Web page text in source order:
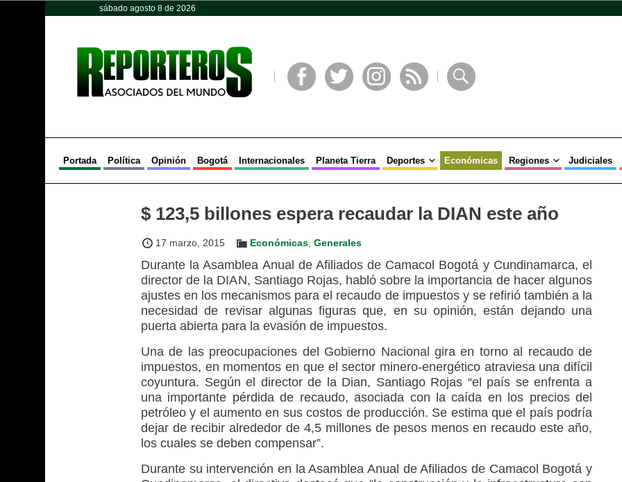
sábado agosto 8 de 2026
Portada Política Opinión Bogotá Internacionales Planeta Tierra Deportes Económicas Regiones Judiciales
$ 123,5 billones espera recaudar la DIAN este año
17 marzo, 2015 Económicas Generales
Durante la Asamblea Anual de Afiliados de Camacol Bogotá y Cundinamarca, el
director de la DIAN, Santiago Rojas, habló sobre la importancia de hacer algunos
ajustes en los mecanismos para el recaudo de impuestos y se refirió también a la
necesidad de revisar algunas figuras que, en su opinión, están dejando una
puerta abierta para la evasión de impuestos.
Una de las preocupaciones del Gobierno Nacional gira en torno al recaudo de
impuestos, en momentos en que el sector minero-energético atraviesa una difícil
coyuntura. Según el director de la Dian, Santiago Rojas “el país se enfrenta a
una importante pérdida de recaudo, asociada con la caída en los precios del
petróleo y el aumento en sus costos de producción. Se estima que el país podría
dejar de recibir alrededor de 4,5 millones de pesos menos en recaudo este año,
los cuales se deben compensar”.
Durante su intervención en la Asamblea Anual de Afiliados de Camacol Bogotá y
Opinión Política